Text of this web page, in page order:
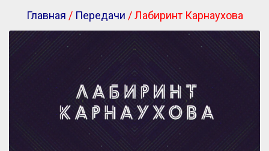
Главная / Передачи / Лабиринт Карнаухова